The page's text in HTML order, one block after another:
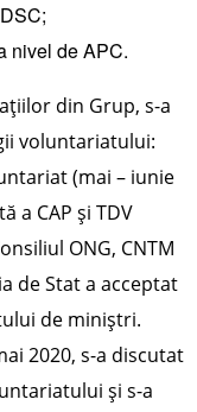
nivel de APC.
din Grup, s-a
voluntariatului:
(mai – iunie
a CAP și TDV
ONG, CNTM
de Stat a acceptat
de miniștri.
2020, s-a discutat
și s-a